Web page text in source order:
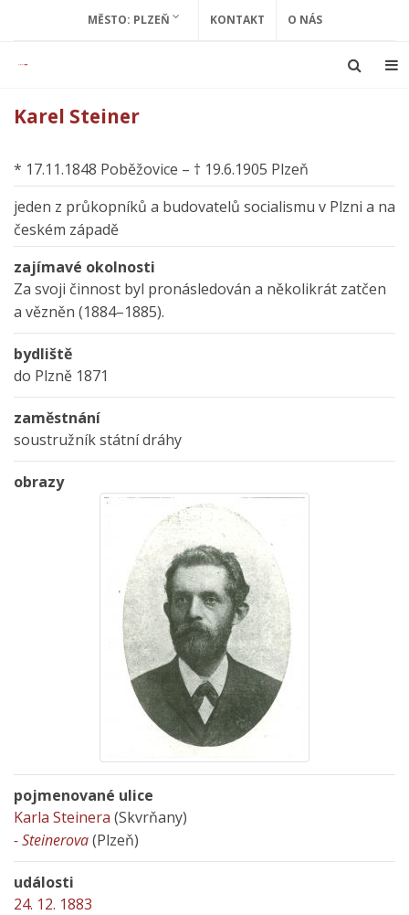
MĚSTO: PLZEŇ KONTAKT O NÁS
Karel Steiner
* 17.11.1848 Poběžovice – † 19.6.1905 Plzeň
jeden z průkopníků a budovatelů socialismu v Plzni a na
českém západě
zajímavé okolnosti
Za svoji činnost byl pronásledován a několikrát zatčen
a vězněn (1884–1885).
bydliště
do Plzně 1871
zaměstnání
soustružník státní dráhy
obrazy
pojmenované ulice
Karla Steinera (Skvrňany)
- Steinerova(Plzeň)
události
24. 12. 1883